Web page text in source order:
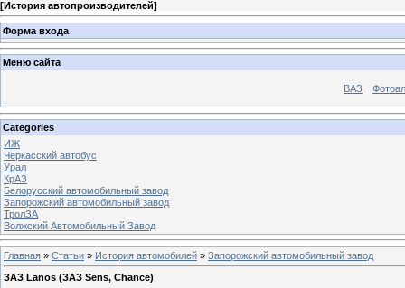
[История автопроизводителей]
Форма входа
Меню сайта
ВАЗ
Categories
ИЖ
Черкасский автобус
Урал
КрАЗ
Белорусский автомобильный завод
Запорожский автомобильный завод
ТролЗА
Волжский Автомобильный Завод
Главная » Статьи » История автомобилей » Запорожский автомобильный завод
ЗАЗ Lanos (ЗАЗ Sens, Chance)